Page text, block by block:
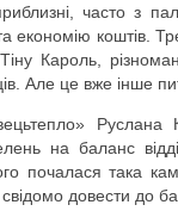
часто з
економію коштів.
Кароль,
Але це вже інше
на баланс
почалася така
довести до